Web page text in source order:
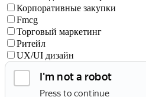
Корпоративные закупки
Fmcg
Торговый маркетинг
Ритейл
UX/UI дизайн